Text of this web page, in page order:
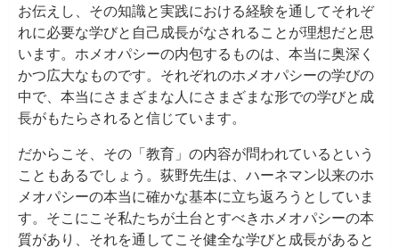
お伝えし、その知識と実践における経験を通してそれぞ
れに必要な学びと自己成長がなされることが理想だと思
います。ホメオパシーの内包するものは、本当に奥深く
かつ広大なものです。それぞれのホメオパシーの学びの
中で、本当にさまざまな人にさまざまな形での学びと成
長がもたらされると信じています。
だからこそ、その「教育」の内容が問われているという
こともあるでしょう。荻野先生は、ハーネマン以来のホ
メオパシーの本当に確かな基本に立ち返ろうとしていま
す。そこにこそ私たちが土台とすべきホメオパシーの本
質があり、それを通してこそ健全な学びと成長があると